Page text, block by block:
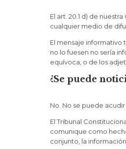
El art. 20.1 d) de
cualquier medio de
El mensaje informativo
no lo fuesen no sería
equívoca, o de los
¿Se puede
No. No se puede
El Tribunal
comunique como
conjunto, la